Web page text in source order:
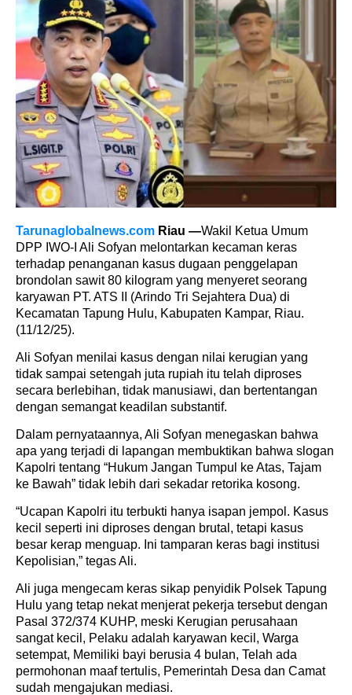
Tarunaglobalnews.com Riau —Wakil Ketua Umum
DPP IWO-I Ali Sofyan melontarkan kecaman keras
terhadap penanganan kasus dugaan penggelapan
brondolan sawit 80 kilogram yang menyeret seorang
karyawan PT. ATS II (Arindo Tri Sejahtera Dua) di
Kecamatan Tapung Hulu, Kabupaten Kampar, Riau.
(11/12/25).
Ali Sofyan menilai kasus dengan nilai kerugian yang
tidak sampai setengah juta rupiah itu telah diproses
secara berlebihan, tidak manusiawi, dan bertentangan
dengan semangat keadilan substantif.
Dalam pernyataannya, Ali Sofyan menegaskan bahwa
apa yang terjadi di lapangan membuktikan bahwa slogan
Kapolri tentang “Hukum Jangan Tumpul ke Atas, Tajam
ke Bawah” tidak lebih dari sekadar retorika kosong.
“Ucapan Kapolri itu terbukti hanya isapan jempol. Kasus
kecil seperti ini diproses dengan brutal, tetapi kasus
besar kerap menguap. Ini tamparan keras bagi institusi
Kepolisian,” tegas Ali.
Ali juga mengecam keras sikap penyidik Polsek Tapung
Hulu yang tetap nekat menjerat pekerja tersebut dengan
Pasal 372/374 KUHP, meski Kerugian perusahaan
sangat kecil, Pelaku adalah karyawan kecil, Warga
setempat, Memiliki bayi berusia 4 bulan, Telah ada
permohonan maaf tertulis, Pemerintah Desa dan Camat
sudah mengajukan mediasi.